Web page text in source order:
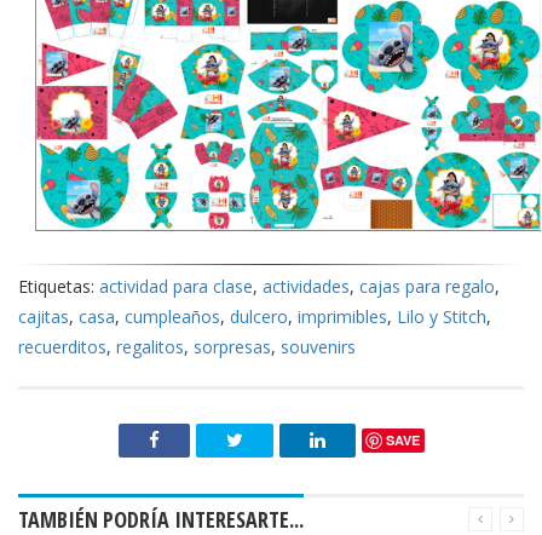
Etiquetas: actividad para clase, actividades, cajas para regalo,
cajitas, casa, cumpleaños, dulcero, imprimibles, Lilo y Stitch,
recuerditos, regalitos, sorpresas, souvenirs
SAVE
TAMBIÉN PODRÍA INTERESARTE...